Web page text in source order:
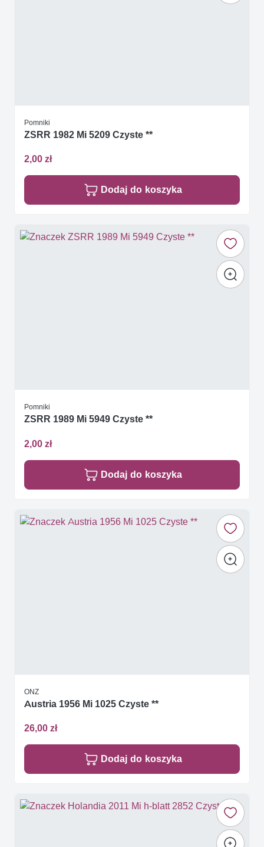
Pomniki
ZSRR 1982 Mi 5209 Czyste **
2,00 zł
Dodaj do koszyka
Pomniki
ZSRR 1989 Mi 5949 Czyste **
2,00 zł
Dodaj do koszyka
ONZ
Austria 1956 Mi 1025 Czyste **
26,00 zł
Dodaj do koszyka